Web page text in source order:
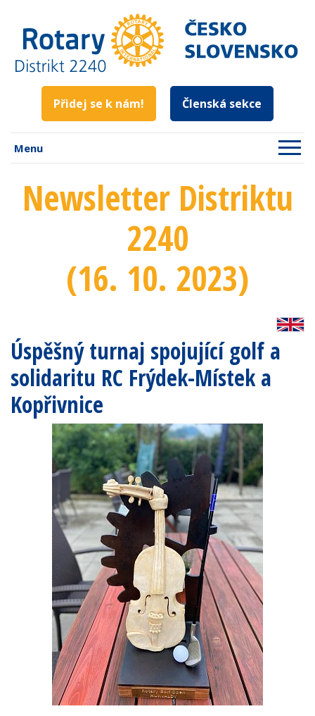
Přidej se k nám! Členská sekce
Menu
Newsletter Distriktu
2240
(16. 10. 2023)
Úspěšný turnaj spojující golf a
solidaritu RC Frýdek-Místek a
Kopřivnice